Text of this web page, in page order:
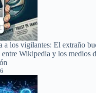
a los vigilantes: El extraño
Wikipedia y los medios